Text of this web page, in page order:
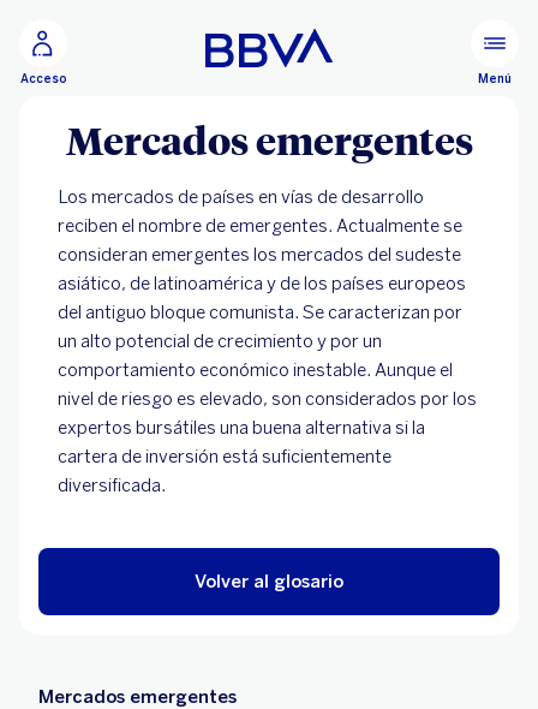
Acceso Menú
Mercados emergentes
Los mercados de países en vías de desarrollo
reciben el nombre de emergentes. Actualmente se
consideran emergentes los mercados del sudeste
asiático, de latinoamérica y de los países europeos
del antiguo bloque comunista. Se caracterizan por
un alto potencial de crecimiento y por un
comportamiento económico inestable. Aunque el
nivel de riesgo es elevado, son considerados por los
expertos bursátiles una buena alternativa si la
cartera de inversión está suficientemente
diversificada.
Volver al glosario
Mercados emergentes